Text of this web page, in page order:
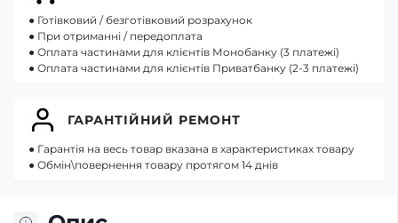
● Готівковий / безготівковий розрахунок
● При отриманні / передоплата
● Оплата частинами для клієнтів Монобанку (3 платежі)
● Оплата частинами для клієнтів Приватбанку (2-3 платежі)
ГАРАНТІЙНИЙ РЕМОНТ
● Гарантія на весь товар вказана в характеристиках товару
● Обмін\повернення товару протягом 14 днів